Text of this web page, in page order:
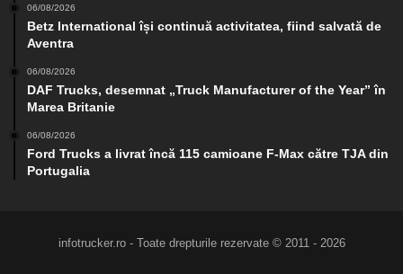
06/08/2026
Betz International își continuă activitatea, fiind salvată de
Aventra
06/08/2026
DAF Trucks, desemnat „Truck Manufacturer of the Year” în
Marea Britanie
06/08/2026
Ford Trucks a livrat încă 115 camioane F-Max către TJA din
Portugalia
infotrucker.ro - Toate drepturile rezervate © 2011 - 2026